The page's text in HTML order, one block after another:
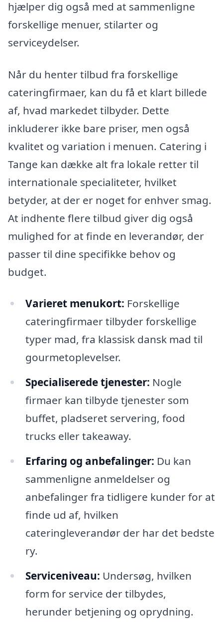
hjælper dig også med at sammenligne
forskellige menuer, stilarter og
serviceydelser.
Når du henter tilbud fra forskellige
cateringfirmaer, kan du få et klart billede
af, hvad markedet tilbyder. Dette
inkluderer ikke bare priser, men også
kvalitet og variation i menuen. Catering i
Tange kan dække alt fra lokale retter til
internationale specialiteter, hvilket
betyder, at der er noget for enhver smag.
At indhente flere tilbud giver dig også
mulighed for at finde en leverandør, der
passer til dine specifikke behov og
budget.
Varieret menukort: Forskellige
cateringfirmaer tilbyder forskellige
typer mad, fra klassisk dansk mad til
gourmetoplevelser.
Specialiserede tjenester: Nogle
firmaer kan tilbyde tjenester som
buffet, pladseret servering, food
trucks eller takeaway.
Erfaring og anbefalinger: Du kan
sammenligne anmeldelser og
anbefalinger fra tidligere kunder for at
finde ud af, hvilken
cateringleverandør der har det bedste
ry.
Serviceniveau: Undersøg, hvilken
form for service der tilbydes,
herunder betjening og oprydning.